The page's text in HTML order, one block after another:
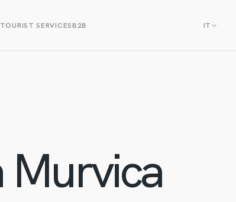
TOURIST SERVICESB2B IT
Murvica